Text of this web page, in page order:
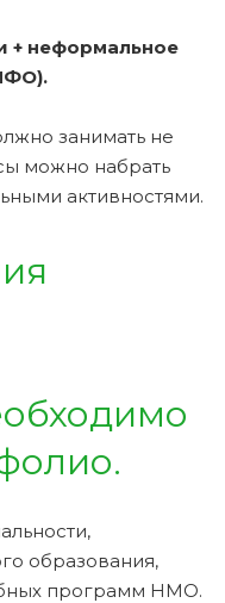
+ неформальное
занимать не
можно набрать
активностями.
образования,
программ НМО.